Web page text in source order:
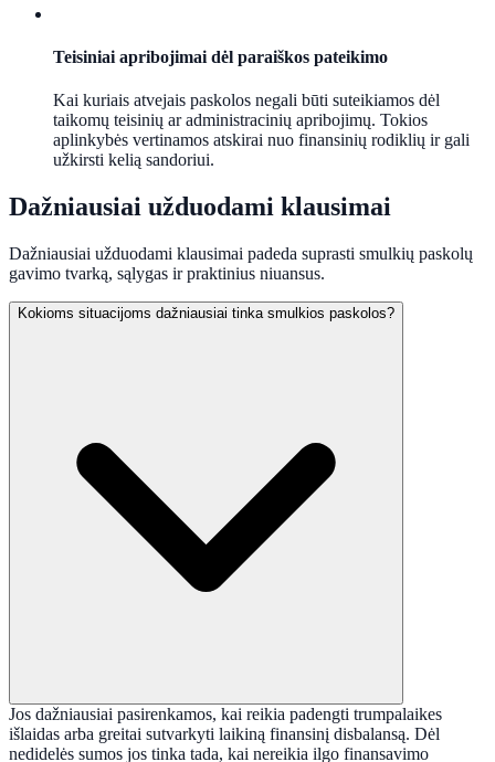
Teisiniai apribojimai dėl paraiškos pateikimo
Kai kuriais atvejais paskolos negali būti suteikiamos dėl
taikomų teisinių ar administracinių apribojimų. Tokios
aplinkybės vertinamos atskirai nuo finansinių rodiklių ir gali
užkirsti kelią sandoriui.
Dažniausiai užduodami klausimai
Dažniausiai užduodami klausimai padeda suprasti smulkių paskolų
gavimo tvarką, sąlygas ir praktinius niuansus.
Kokioms situacijoms dažniausiai tinka smulkios paskolos?
Jos dažniausiai pasirenkamos, kai reikia padengti trumpalaikes
išlaidas arba greitai sutvarkyti laikiną finansinį disbalansą. Dėl
nedidelės sumos jos tinka tada, kai nereikia ilgo finansavimo